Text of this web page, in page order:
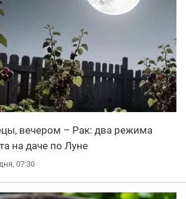
вечером – Рак: два режима
на даче по Луне
07:30